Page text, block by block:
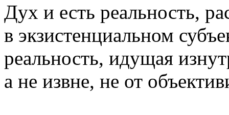
Дух и есть реальность,
в экзистенциальном
реальность, идущая
а не извне, не от